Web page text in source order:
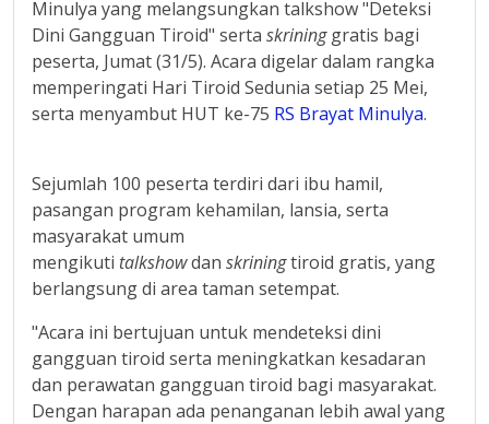
Minulya yang melangsungkan talkshow "Deteksi
Dini Gangguan Tiroid" serta skrininggratis bagi
peserta, Jumat (31/5). Acara digelar dalam rangka
memperingati Hari Tiroid Sedunia setiap 25 Mei,
serta menyambut HUT ke-75 RS Brayat Minulya.
Sejumlah 100 peserta terdiri dari ibu hamil,
pasangan program kehamilan, lansia, serta
masyarakat umum
mengikuti talkshowdan skriningtiroid gratis, yang
berlangsung di area taman setempat.
"Acara ini bertujuan untuk mendeteksi dini
gangguan tiroid serta meningkatkan kesadaran
dan perawatan gangguan tiroid bagi masyarakat.
Dengan harapan ada penanganan lebih awal yang